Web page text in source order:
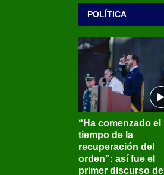
POLÍTICA
“Ha comenzado el
tiempo de la
recuperación del
orden”: así fue el
primer discurso de